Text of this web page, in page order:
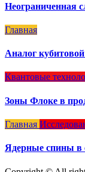
Неограниченная
Главная
Аналог
Квантовые
Зоны Флоке в
Главная
Ядерные спины в